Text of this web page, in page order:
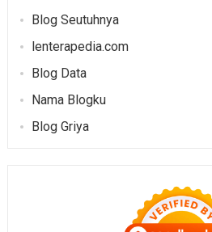
Blog Seutuhnya
lenterapedia.com
Blog Data
Nama Blogku
Blog Griya